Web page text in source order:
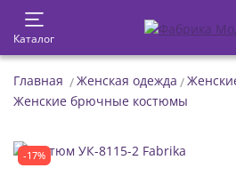
Каталог
Главная Женская одежда
Женские брючные костюмы
-17%